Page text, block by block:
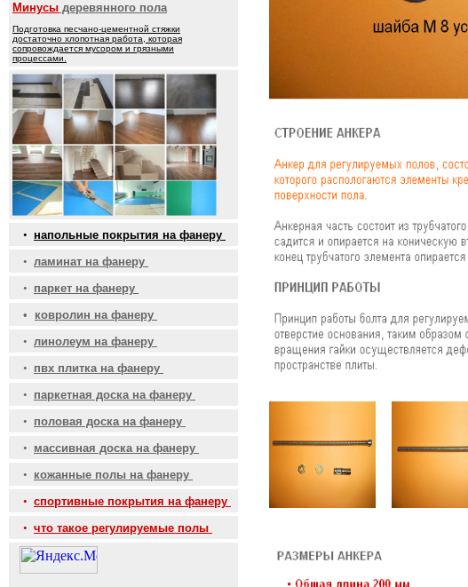
Минусы деревянного пола
Подготовка песчано-цементной стяжки
достаточно хлопотная работа, которая
сопровождается мусором и грязными
процессами.
• напольные покрытия на фанеру
• ламинат на фанеру
• паркет на фанеру
•
ковролин на фанеру
• линолеум на фанеру
• пвх плитка на фанеру
• паркетная доска на фанеру
• половая доска на фанеру
• массивная доска на фанеру
• кожанные полы на фанеру
• спортивные покрытия на фанеру
• что такое регулируемые полы